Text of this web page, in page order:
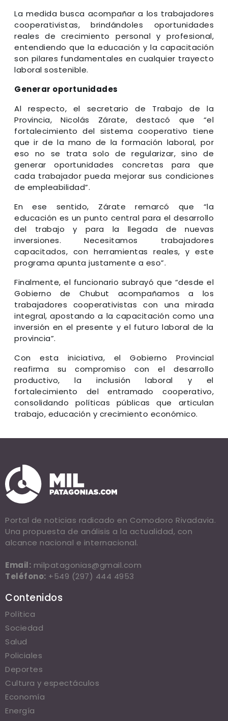
La medida busca acompañar a los trabajadores
cooperativistas, brindándoles oportunidades
reales de crecimiento personal y profesional,
entendiendo que la educación y la capacitación
son pilares fundamentales en cualquier trayecto
laboral sostenible.
Generar oportunidades
Al respecto, el secretario de Trabajo de la
Provincia, Nicolás Zárate, destacó que “el
fortalecimiento del sistema cooperativo tiene
que ir de la mano de la formación laboral, por
eso no se trata solo de regularizar, sino de
generar oportunidades concretas para que
cada trabajador pueda mejorar sus condiciones
de empleabilidad”.
En ese sentido, Zárate remarcó que “la
educación es un punto central para el desarrollo
del trabajo y para la llegada de nuevas
inversiones. Necesitamos trabajadores
capacitados, con herramientas reales, y este
programa apunta justamente a eso”.
Finalmente, el funcionario subrayó que “desde el
Gobierno de Chubut acompañamos a los
trabajadores cooperativistas con una mirada
integral, apostando a la capacitación como una
inversión en el presente y el futuro laboral de la
provincia”.
Con esta iniciativa, el Gobierno Provincial
reafirma su compromiso con el desarrollo
productivo, la inclusión laboral y el
fortalecimiento del entramado cooperativo,
consolidando políticas públicas que articulan
trabajo, educación y crecimiento económico.
Portal de noticias radicado en Comodoro Rivadavia.
Una propuesta de análisis a la actualidad, con
alcance nacional e internacional.
Email: milpatagonias@gmail.com
Teléfono: +549 (297) 444 4953
Contenidos
Política
Sociedad
Salud
Policiales
Deportes
Cultura y espectáculos
Economía
Energía